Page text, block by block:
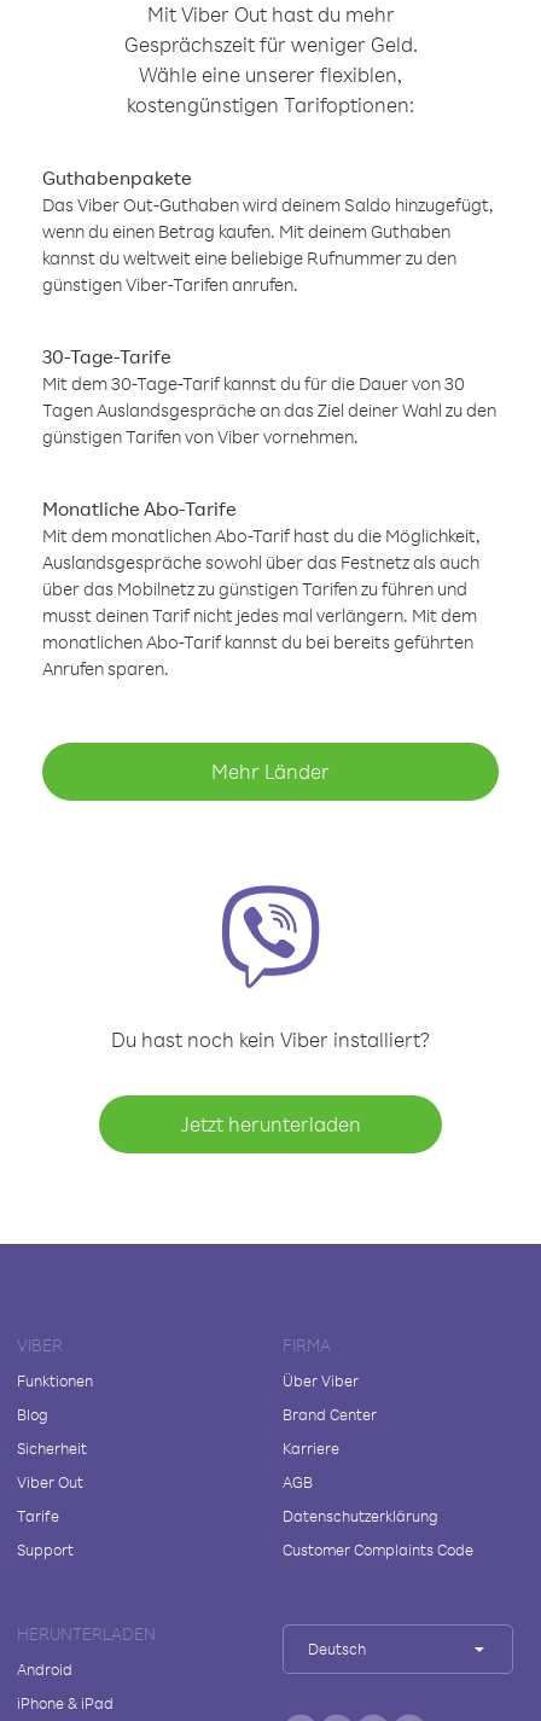
Mit Viber Out hast du mehr
Gesprächszeit für weniger Geld.
Wähle eine unserer flexiblen,
kostengünstigen Tarifoptionen:
Guthabenpakete
Das Viber Out-Guthaben wird deinem Saldo hinzugefügt,
wenn du einen Betrag kaufen. Mit deinem Guthaben
kannst du weltweit eine beliebige Rufnummer zu den
günstigen Viber-Tarifen anrufen.
30-Tage-Tarife
Mit dem 30-Tage-Tarif kannst du für die Dauer von 30
Tagen Auslandsgespräche an das Ziel deiner Wahl zu den
günstigen Tarifen von Viber vornehmen.
Monatliche Abo-Tarife
Mit dem monatlichen Abo-Tarif hast du die Möglichkeit,
Auslandsgespräche sowohl über das Festnetz als auch
über das Mobilnetz zu günstigen Tarifen zu führen und
musst deinen Tarif nicht jedes mal verlängern. Mit dem
monatlichen Abo-Tarif kannst du bei bereits geführten
Anrufen sparen.
Mehr Länder
Du hast noch kein Viber installiert?
Jetzt herunterladen
VIBER
Funktionen
Blog
Sicherheit
Viber Out
Tarife
Support
FIRMA
Über Viber
Brand Center
Karriere
AGB
Datenschutzerklärung
Customer Complaints Code
HERUNTERLADEN
Android
iPhone & iPad
Deutsch